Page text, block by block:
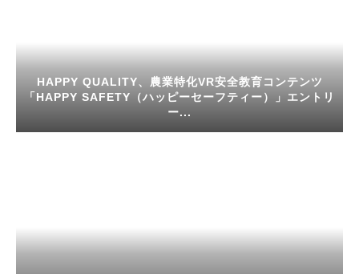
HAPPY QUALITY、農業特化VR安全教育コンテンツ
「HAPPY SAFETY（ハッピーセーフティー）」エントリ
ー...